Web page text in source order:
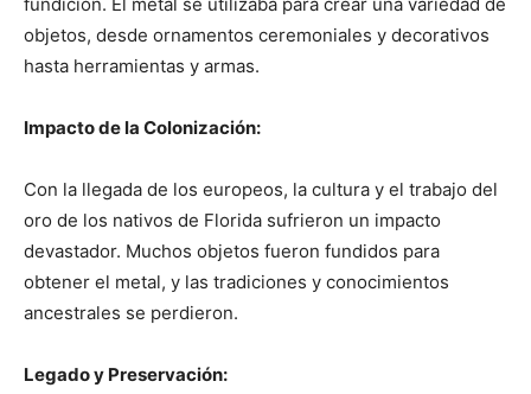
objetos, desde ornamentos ceremoniales y decorativos
hasta herramientas y armas.
Impacto de la Colonización:
Con la llegada de los europeos, la cultura y el trabajo del
oro de los nativos de Florida sufrieron un impacto
devastador. Muchos objetos fueron fundidos para
obtener el metal, y las tradiciones y conocimientos
ancestrales se perdieron.
Legado y Preservación: